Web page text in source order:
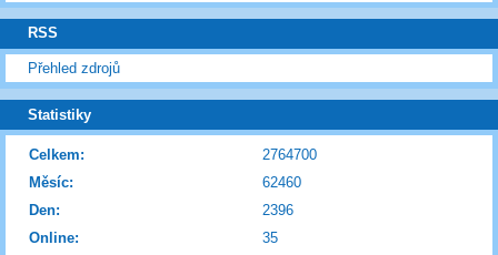
RSS
Přehled zdrojů
Statistiky
Online: 35
Celkem:
2764700
Měsíc:
62460
Den:
2396